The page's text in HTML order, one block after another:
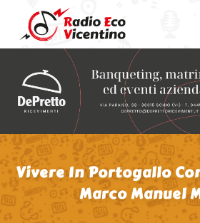
Vivere In Portogallo
Marco Manuel